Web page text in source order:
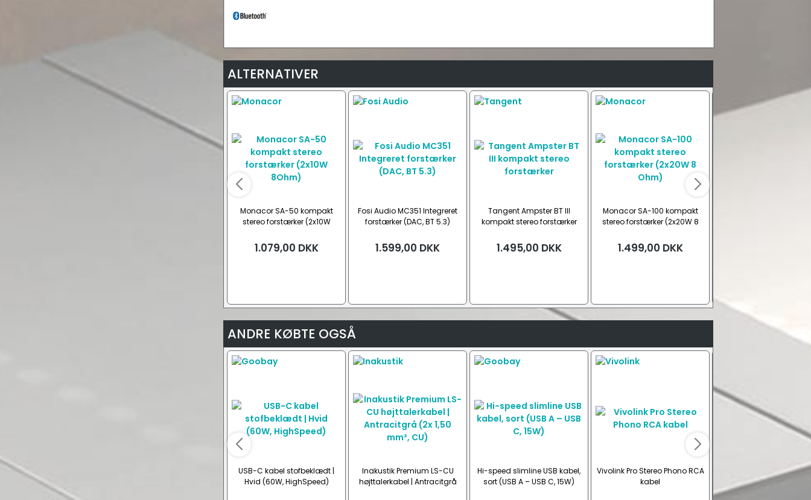
ALTERNATIVER
Monacor SA-50 kompakt
stereo forstærker (2x10W
1.079,00 DKK
Fosi Audio MC351 Integreret
forstærker (DAC, BT 5.3)
1.599,00 DKK
Tangent Ampster BT III
kompakt stereo forstærker
1.495,00 DKK
Monacor SA-100 kompakt
stereo forstærker (2x20W 8
1.499,00 DKK
ANDRE KØBTE OGSÅ
USB-C kabel stofbeklædt |
Hvid (60W, HighSpeed)
Inakustik Premium LS-CU
højttalerkabel | Antracitgrå
Hi-speed slimline USB kabel,
sort (USB A – USB C, 15W)
Vivolink Pro Stereo Phono RCA
kabel
Goobay Plus optisk
digital audio kabel